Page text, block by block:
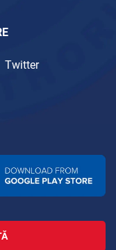
Twitter